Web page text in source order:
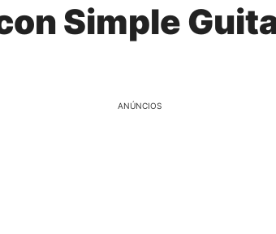
Simple
ANÚNCIOS